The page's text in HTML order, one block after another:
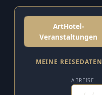
ArtHotel-
Veranstaltungen
MEINE REISEDATEN
ABREISE